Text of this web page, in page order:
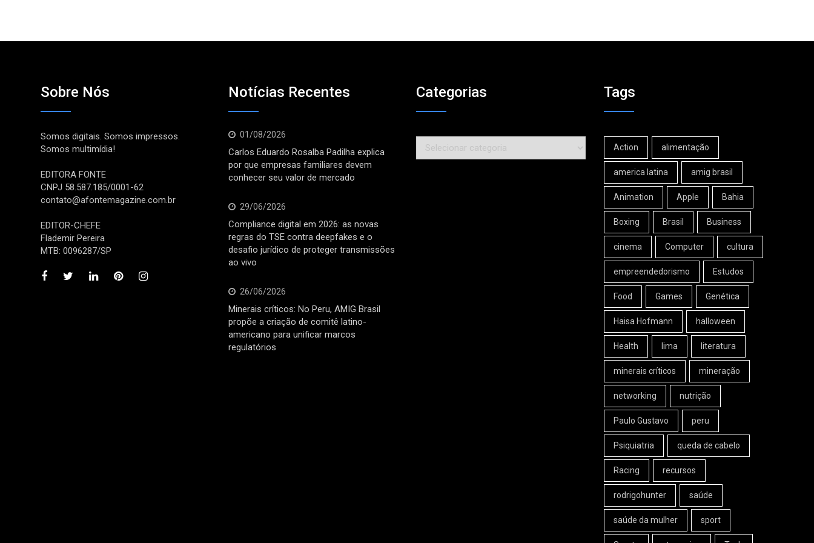
Sobre Nós
Somos digitais. Somos impressos.
Somos multimídia!
EDITORA FONTE
CNPJ 58.587.185/0001-62
contato@afontemagazine.com.br
EDITOR-CHEFE
Flademir Pereira
MTB: 0096287/SP
Notícias Recentes
01/08/2026
Carlos Eduardo Rosalba Padilha explica
por que empresas familiares devem
conhecer seu valor de mercado
29/06/2026
Compliance digital em 2026: as novas
regras do TSE contra deepfakes e o
desafio jurídico de proteger transmissões
ao vivo
26/06/2026
Minerais críticos: No Peru, AMIG Brasil
propõe a criação de comitê latino-
americano para unificar marcos
regulatórios
Categorias
Categorias
Tags
Action alimentação
america latina amig brasil
Animation Apple Bahia
Boxing Brasil Business
cinema Computer cultura
empreendedorismo Estudos
Food Games Genética
Haisa Hofmann halloween
Health lima literatura
minerais críticos mineração
networking nutrição
Paulo Gustavo peru
Psiquiatria queda de cabelo
Racing recursos
rodrigohunter saúde
saúde da mulher sport